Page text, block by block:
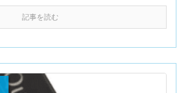
記事を読む